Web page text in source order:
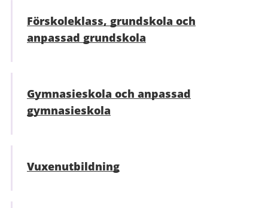
Förskoleklass, grundskola och
anpassad grundskola
Gymnasieskola och anpassad
gymnasieskola
Vuxenutbildning